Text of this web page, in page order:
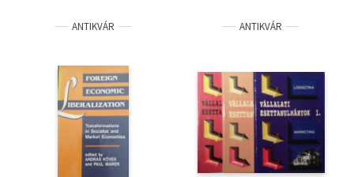
ANTIKVÁR ANTIKVÁR